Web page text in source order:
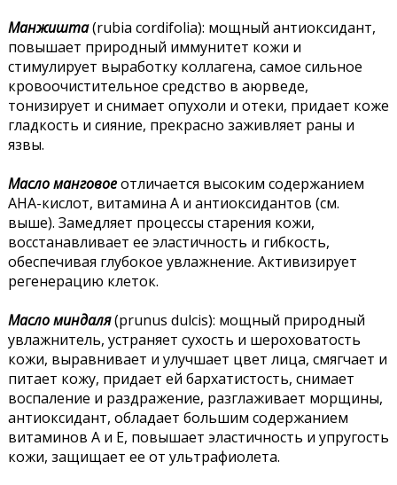
Манжишта(rubia cordifolia): мощный антиоксидант,
повышает природный иммунитет кожи и
стимулирует выработку коллагена, самое сильное
кровоочистительное средство в аюрведе,
тонизирует и снимает опухоли и отеки, придает коже
гладкость и сияние, прекрасно заживляет раны и
язвы.
Масло манговоеотличается высоким содержанием
АНА-кислот, витамина А и антиоксидантов (см.
выше). Замедляет процессы старения кожи,
восстанавливает ее эластичность и гибкость,
обеспечивая глубокое увлажнение. Активизирует
регенерацию клеток.
Масло миндаля(prunus dulcis): мощный природный
увлажнитель, устраняет сухость и шероховатость
кожи, выравнивает и улучшает цвет лица, смягчает и
питает кожу, придает ей бархатистость, снимает
воспаление и раздражение, разглаживает морщины,
антиоксидант, обладает большим содержанием
витаминов А и Е, повышает эластичность и упругость
кожи, защищает ее от ультрафиолета.